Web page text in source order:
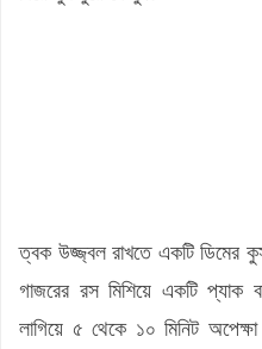
ত্বক উজ্জ্বল রাখতে একটি ডিমের
গাজরের রস মিশিয়ে একটি প্যাক
লাগিয়ে ৫ থেকে ১০ মিনিট